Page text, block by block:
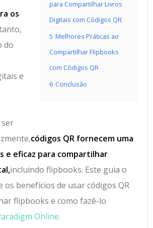
para Compartilhar Livros
Digitais com Códigos QR
5 Melhores Práticas ao
Compartilhar Flipbooks
com Códigos QR
6 Conclusão
os
do
e
códigos QR fornecem uma
e eficaz para compartilhar
incluindo flipbooks. Este guia o
benefícios de usar códigos QR
flipbooks e como fazê-lo
Online.